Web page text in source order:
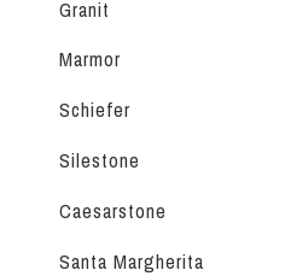
Granit
Marmor
Schiefer
Silestone
Caesarstone
Santa Margherita